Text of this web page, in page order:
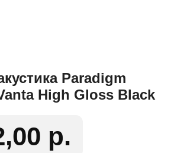
Paradigm
High Gloss Black
р.